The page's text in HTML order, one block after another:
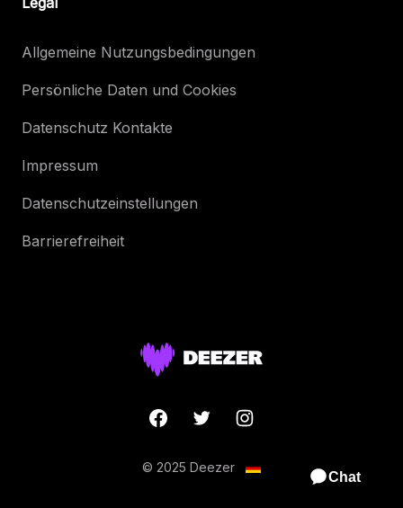
Allgemeine Nutzungsbedingungen
Persönliche Daten und Cookies
Datenschutz Kontakte
Impressum
Datenschutzeinstellungen
Barrierefreiheit
© 2025 Deezer